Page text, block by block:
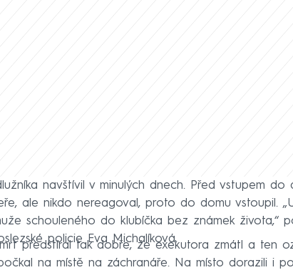
navštívil v minulých dnech. Před vstupem
ale nikdo nereagoval, proto do domu vstoupil.
schouleného do klubíčka bez známek života,“
policie Eva Michalíková.
předstíral tak dobře, že exekutora zmátl a ten
na místě na záchranáře. Na místo dorazili i